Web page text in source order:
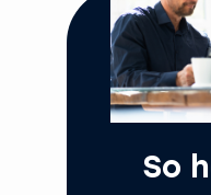
So